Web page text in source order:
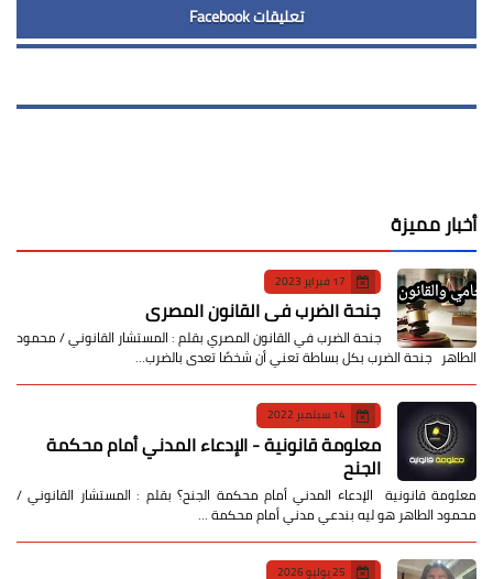
تعليقات Facebook
أخبار مميزة
17 فبراير 2023
جنحة الضرب في القانون المصري
جنحة الضرب في القانون المصري بقلم : المستشار القانوني / محمود
الطاهر جنحة الضرب بكل بساطة تعني أن شخصًا تعدى بالضرب…
14 سبتمبر 2022
معلومة قانونية - الإدعاء المدني أمام محكمة
الجنح
معلومة قانونية الإدعاء المدني أمام محكمة الجنح؟ بقلم : المستشار القانوني /
محمود الطاهر هو ليه بندعي مدني أمام محكمة …
25 يوليو 2026